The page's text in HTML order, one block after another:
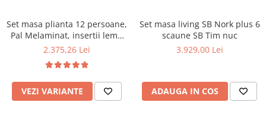
Top saltele MemoHR 6.5 cm
Saltele ieftine
Saltele cu plasa de arcuri
Saltele cu spuma
Mese bucatarie
Scaune pentru bucatarie
Mobila bucatarie
Mobilier hol
Set masa plianta 12 persoane,
Pal Melaminat, insertii lemn
masiv, 274x75x78 cm si 6
ecologica, nuc
2.375,26 Lei
VEZI VARIANTE
Set masa living SB Nork plus 6
scaune SB Tim nuc
3.929,00 Lei
ADAUGA IN COS